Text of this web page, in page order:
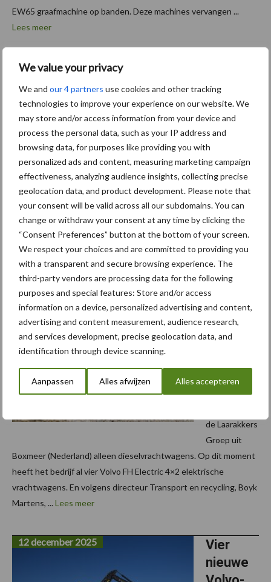
We value your privacy
We and our 4 partners use cookies and other tracking
technologies to improve your experience on our website. We
may store and/or access information from your device and
process the personal data, such as your IP address and
browsing data, for purposes like providing you with
personalized ads and content, measuring marketing campaign
effectiveness, analyzing audience insights, collecting precise
geolocation data, and product development. Please note that
your consent will be valid across all our subdomains. You can
change or withdraw your consent at any time by clicking the
“Consent Preferences” button at the bottom of your screen.
We respect your choices and are committed to providing you
with a transparent and secure browsing experience. The
third-party vendors are processing data for the following
purposes and special features: Store and/or access
information on a device, personalized advertising and content,
advertising and content measurement, audience research,
and services development, precise geolocation data, and
identification through device scanning.
Aanpassen Alles afwijzen Alles accepteren
EW65 graafmachine op banden. Deze machines vervangen ...
Lees meer
breidt
aanbod
elektrisc
he
trucks
verder
uit
3 februari 2026
DAF Trucks breidt zijn programma volledig elektrische
trucks verder uit met een breed aanbod 6x2, 6x4 en 8x4 trekker-
en bakwagenvarianten voor specifieke toepassingen en de ...
Lees meer
Volvo FH
Electric
4×2
agens
15 december 2025
de Laarakkers
Groep uit
Boxmeer (Nederland) alleen dieselvrachtwagens. Op dit moment
heeft het bedrijf al vier Volvo FH Electric 4×2 elektrische
vrachtwagens. En volgens directeur Transport en recycling, Boyk
Martens, ... Lees meer
Vier
nieuwe
12 december 2025